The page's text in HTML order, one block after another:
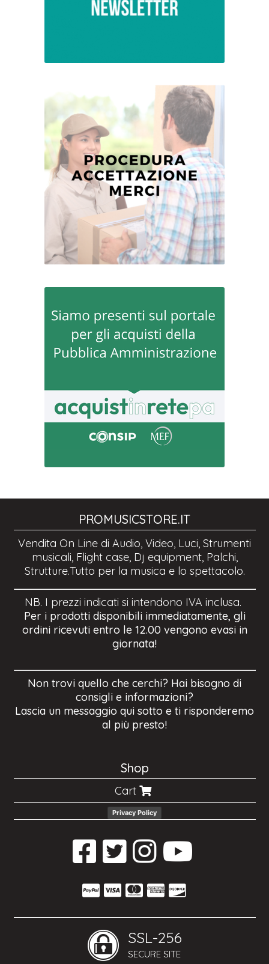
PROMUSICSTORE.IT
Vendita On Line di Audio, Video, Luci, Strumenti
musicali, Flight case, Dj equipment, Palchi,
Strutture.Tutto per la musica e lo spettacolo.
NB. I prezzi indicati si intendono IVA inclusa.
Per i prodotti disponibili immediatamente, gli
ordini ricevuti entro le 12.00 vengono evasi in
giornata!
Non trovi quello che cerchi? Hai bisogno di
consigli e informazioni?
Lascia un messaggio qui sotto e ti risponderemo
al più presto!
Shop
Cart
Privacy Policy
SSL-256
SECURE SITE